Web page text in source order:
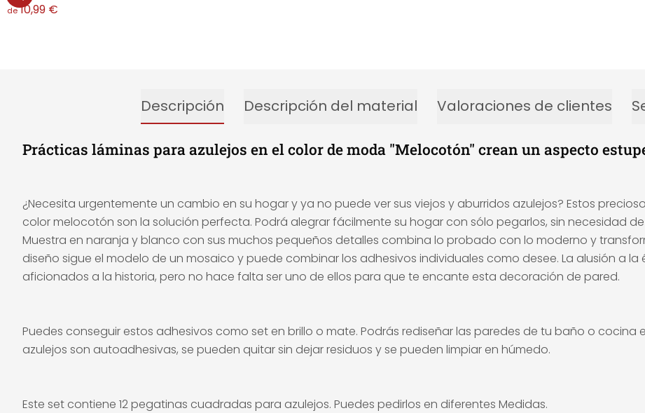
10,99 €
Descripción Descripción del material Valoraciones de clientes
Prácticas láminas para azulejos en el color de moda "Melocotón" crean un aspecto
¿Necesita urgentemente un cambio en su hogar y ya no puede ver sus viejos y aburridos azulejos? Estos
color melocotón son la solución perfecta. Podrá alegrar fácilmente su hogar con sólo pegarlos, sin necesidad
Muestra en naranja y blanco con sus muchos pequeños detalles combina lo probado con lo moderno y
diseño sigue el modelo de un mosaico y puede combinar los adhesivos individuales como desee. La alusión a
aficionados a la historia, pero no hace falta ser uno de ellos para que te encante esta decoración de pared.
Puedes conseguir estos adhesivos como set en brillo o mate. Podrás rediseñar las paredes de tu baño o cocina
azulejos son autoadhesivas, se pueden quitar sin dejar residuos y se pueden limpiar en húmedo.
Este set contiene 12 pegatinas cuadradas para azulejos. Puedes pedirlos en diferentes Medidas.